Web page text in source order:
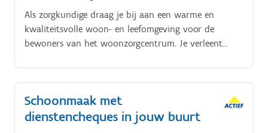
Als zorgkundige draag je bij aan een warme en
kwaliteitsvolle woon- en leefomgeving voor de
bewoners van het woonzorgcentrum. Je verleent
Je zorgt ervoor dat bewoners zich comfortabel,
gerespecteerd en gehoord voelen. Je werkt samen met
collega’s binnen een multidisciplinair team en draagt
Schoonmaak met
dienstencheques in jouw buurt